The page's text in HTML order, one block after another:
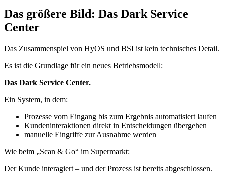
Das größere Bild: Das Dark Service
Center
Das Zusammenspiel von HyOS und BSI ist kein technisches Detail.
Es ist die Grundlage für ein neues Betriebsmodell:
Das Dark Service Center.
Ein System, in dem:
Prozesse vom Eingang bis zum Ergebnis automatisiert laufen
Kundeninteraktionen direkt in Entscheidungen übergehen
manuelle Eingriffe zur Ausnahme werden
Wie beim „Scan & Go“ im Supermarkt:
Der Kunde interagiert – und der Prozess ist bereits abgeschlossen.